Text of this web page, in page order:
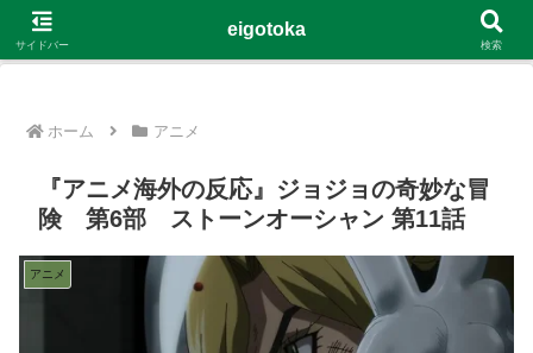
G-4Y8348WE8B
ホーム アニメ
『アニメ海外の反応』ジョジョの奇妙な冒
険 第6部 ストーンオーシャン 第11話
アニメ
サイドバー
eigotoka
検索